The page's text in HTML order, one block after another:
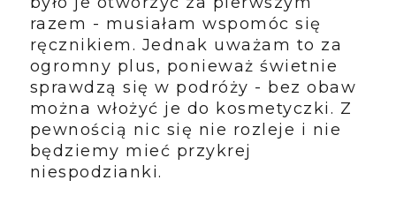
razem - musiałam wspomóc się
ręcznikiem. Jednak uważam to za
ogromny plus, ponieważ świetnie
sprawdzą się w podróży - bez obaw
można włożyć je do kosmetyczki. Z
pewnością nic się nie rozleje i nie
będziemy mieć przykrej
niespodzianki.